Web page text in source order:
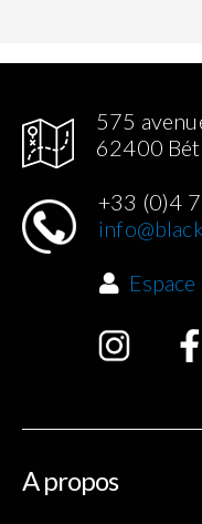
575
62400
+33 (0)4
A propos